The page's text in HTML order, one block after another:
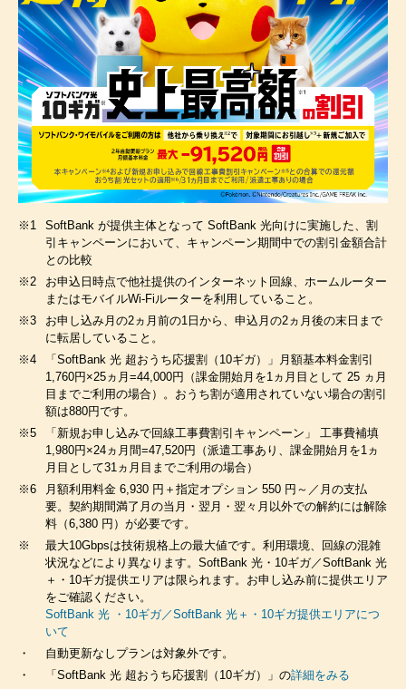
※1
SoftBank が提供主体となって SoftBank 光向けに実施した、割
引キャンペーンにおいて、キャンペーン期間中での割引金額合計
との比較
※2
お申込日時点で他社提供のインターネット回線、ホームルーター
またはモバイルWi-Fiルーターを利用していること。
※3
お申し込み月の2ヵ月前の1日から、申込月の2ヵ月後の末日まで
に転居していること。
※4
「SoftBank 光 超おうち応援割（10ギガ）」月額基本料金割引
1,760円×25ヵ月=44,000円（課金開始月を1ヵ月目として 25 ヵ月
目までご利用の場合）。おうち割が適用されていない場合の割引
額は880円です。
※5
「新規お申し込みで回線工事費割引キャンペーン」 工事費補填
1,980円×24ヵ月間=47,520円（派遣工事あり、課金開始月を1ヵ
月目として31ヵ月目までご利用の場合）
※6
月額利用料金 6,930 円＋指定オプション 550 円～／月の支払
要。契約期間満了月の当月・翌月・翌々月以外での解約には解除
料（6,380 円）が必要です。
※
最大10Gbpsは技術規格上の最大値です。利用環境、回線の混雑
状況などにより異なります。SoftBank 光・10ギガ／SoftBank 光
＋・10ギガ提供エリアは限られます。お申し込み前に提供エリア
をご確認ください。
SoftBank 光 ・10ギガ／SoftBank 光＋・10ギガ提供エリアにつ
いて
・
自動更新なしプランは対象外です。
・
「SoftBank 光 超おうち応援割（10ギガ）」の詳細をみる